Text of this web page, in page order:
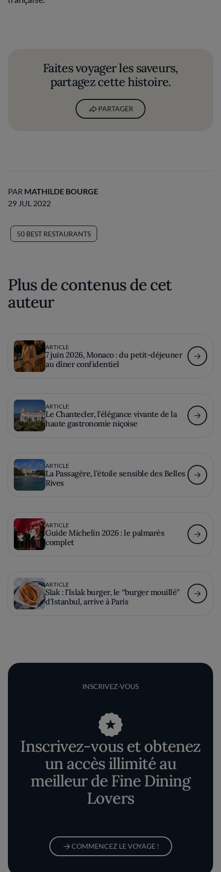
Faites voyager les saveurs,
partagez cette histoire.
PARTAGER
PAR MATHILDE BOURGE
29 JUL 2022
50 BEST RESTAURANTS
Plus de contenus de cet
auteur
ARTICLE
7 juin 2026, Monaco : du petit-déjeuner
au dîner confidentiel
ARTICLE
Le Chantecler, l’élégance vivante de la
haute gastronomie niçoise
ARTICLE
La Passagère, l’étoile sensible des Belles
Rives
ARTICLE
Guide Michelin 2026 : le palmarès
complet
ARTICLE
Slak : l’Islak burger, le “burger mouillé”
d’Istanbul, arrive à Paris
INSCRIVEZ-VOUS
Inscrivez-vous et obtenez
un accès illimité au
meilleur de Fine Dining
Lovers
COMMENCEZ LE VOYAGE !